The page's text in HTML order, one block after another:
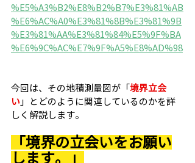
%E5%A3%B2%E8%B2%B7%E3%81%AB
%E6%AC%A0%E3%81%8B%E3%81%9B
%E3%81%AA%E3%81%84%E5%9F%BA
%E6%9C%AC%E7%9F%A5%E8%AD%98
今回は、その地積測量図が「 境界立会
い 」とどのように関連しているのかを詳
しく解説します。
「境界の立会いをお願い
します。」